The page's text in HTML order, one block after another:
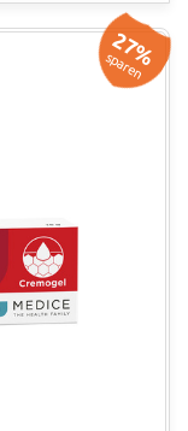
27%
sparen